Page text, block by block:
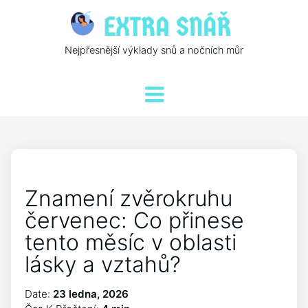
Nejpřesnější výklady snů a nočních můr
Znamení zvěrokruhu
červenec: Co přinese
tento měsíc v oblasti
lásky a vztahů?
Date: 23 ledna, 2026